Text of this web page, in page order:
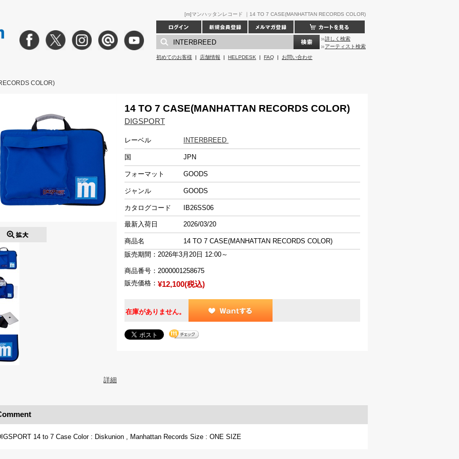
[m]マンハッタンレコード ｜14 TO 7 CASE(MANHATTAN RECORDS COLOR)
詳しく検索
アーティスト検索
初めてのお客様 | 店舗情報 | HELPDESK | FAQ | お問い合わせ
COLOR)
14 TO 7 CASE(MANHATTAN RECORDS COLOR)
DIGSPORT
レーベル INTERBREED
国 JPN
フォーマット GOODS
ジャンル GOODS
カタログコード IB26SS06
最新入荷日 2026/03/20
商品名
14 TO 7 CASE(MANHATTAN RECORDS COLOR)
販売期間：2026年3月20日 12:00～
商品番号： 2000001258675
販売価格： ¥12,100(税込)
在庫がありません。
詳細
14 to 7 Case Color : Diskunion , Manhattan Records Size : ONE SIZE